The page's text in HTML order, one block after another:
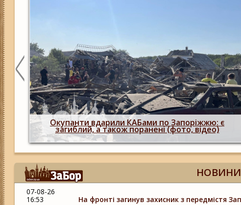
по Запоріжжю: є
(фото, відео)
Росіяни двічі атакували
людина загинула,
пошкоджено 29
07-08-26
16:53
На фронті загинув захисник з передмістя